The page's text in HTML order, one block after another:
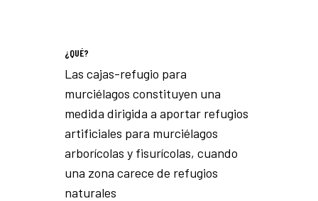
¿QUÉ?
Las cajas-refugio para
murciélagos constituyen una
medida dirigida a aportar refugios
artificiales para murciélagos
arborícolas y fisurícolas, cuando
una zona carece de refugios
naturales